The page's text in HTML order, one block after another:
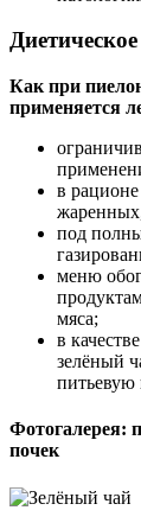
Как при
применяется
в
под
меню
мяса;
в
зелёный
питьевую
Фотогалерея:
почек